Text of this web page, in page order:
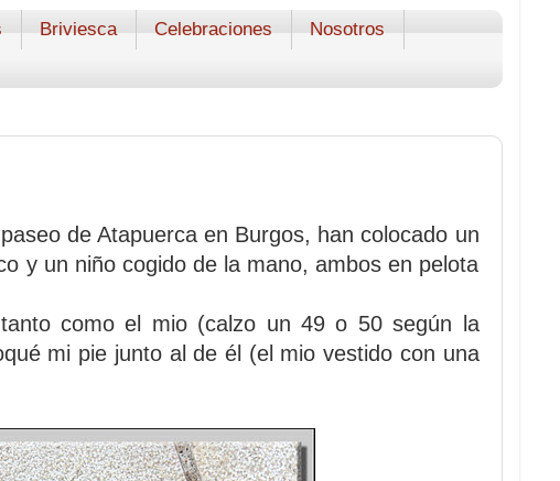
Briviesca Celebraciones
Nosotros
de Atapuerca en Burgos, han colocado un
y un niño cogido de la mano, ambos en pelota
como el mio (calzo un 49 o 50 según la
mi pie junto al de él (el mio vestido con una